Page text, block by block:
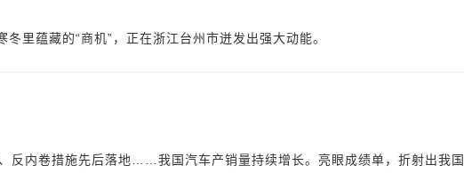
里蕴藏的“商机”，正在浙江台州市迸发出强大动能。
反内卷措施先后落地……我国汽车产销量持续增长。亮眼成绩单，折射出我国